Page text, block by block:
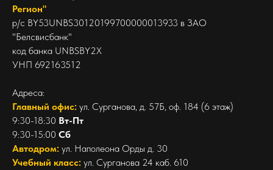
Регион"
р/с BY53UNBS30120199700000013933 в ЗАО
"Белсвисбанк"
код банка UNBSBY2X
УНП 692163512
Адреса:
Главный офис: ул. Сурганова, д. 57Б, оф. 184 (6 этаж)
9:30-18:30 Вт-Пт
9:30-15:00 Сб
Автодром: ул. Наполеона Орды д. 30
Учебный класс: ул. Сурганова 24 каб. 610